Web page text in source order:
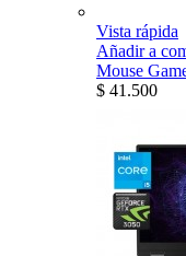
Vista rápida
Añadir a
Mouse
$ 41.500